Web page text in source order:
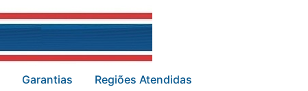
Garantias Regiões Atendidas